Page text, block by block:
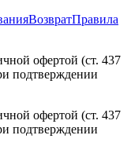
ВозвратПравила
офертой (ст. 437
подтверждении
офертой (ст. 437
подтверждении